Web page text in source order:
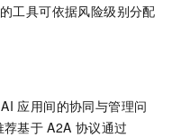
工具可依据风险级别分配
AI 应用间的协同与管理问
荐基于 A2A 协议通过